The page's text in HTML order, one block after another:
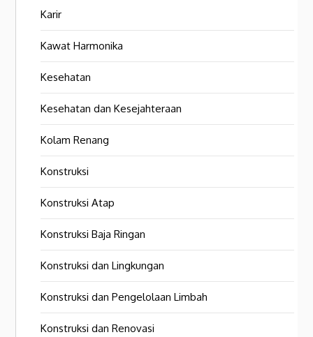
Karir
Kawat Harmonika
Kesehatan
Kesehatan dan Kesejahteraan
Kolam Renang
Konstruksi
Konstruksi Atap
Konstruksi Baja Ringan
Konstruksi dan Lingkungan
Konstruksi dan Pengelolaan Limbah
Konstruksi dan Renovasi